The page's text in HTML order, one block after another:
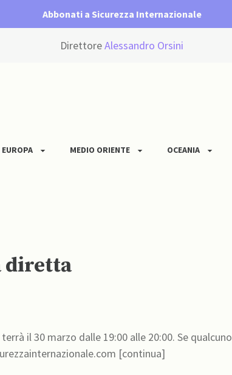
Abbonati a Sicurezza Internazionale
DirettoreAlessandro Orsini
EUROPA MEDIO ORIENTE OCEANIA
diretta
il 30 marzo dalle 19:00 alle 20:00. Se qualcuno
non avesse ricevuto il link per collegarsi scrivere a info@sicurezzainternazionale.com [continua]